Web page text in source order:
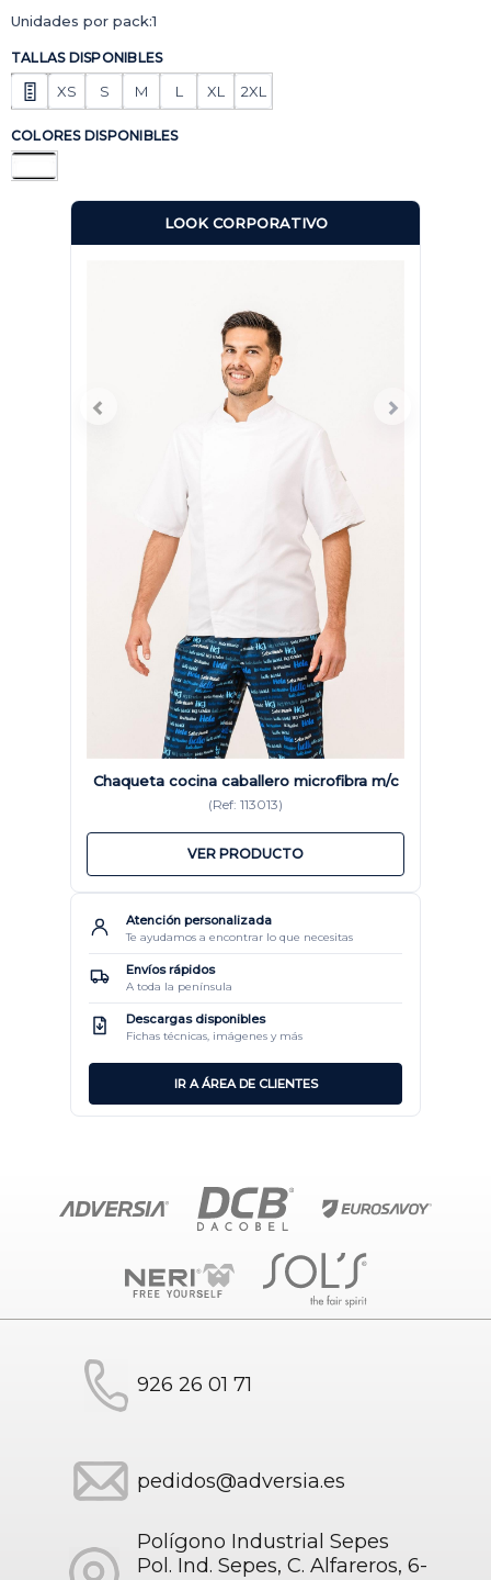
Unidades por pack:1
TALLAS DISPONIBLES
XS S M L XL 2XL
COLORES DISPONIBLES
LOOK CORPORATIVO
Chaqueta cocina caballero microfibra m/c
(Ref: 113013)
VER PRODUCTO
Atención personalizada
Te ayudamos a encontrar lo que necesitas
Envíos rápidos
A toda la península
Descargas disponibles
Fichas técnicas, imágenes y más
IR A ÁREA DE CLIENTES
926 26 01 71
pedidos@adversia.es
Polígono Industrial Sepes
Pol. Ind. Sepes, C. Alfareros, 6-